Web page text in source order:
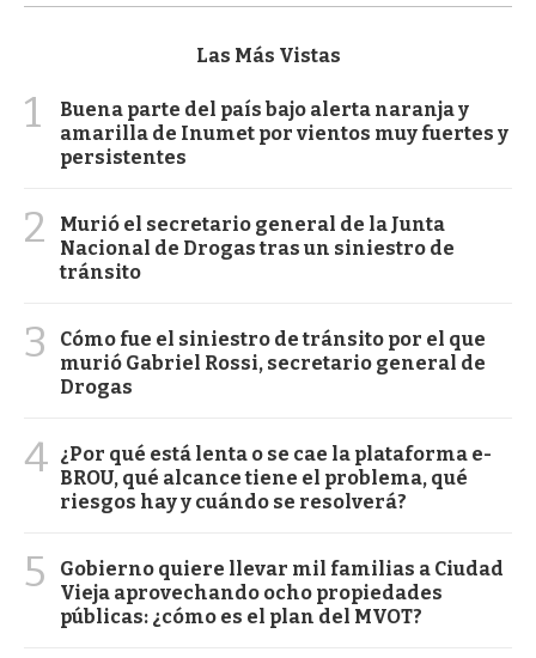
Las Más Vistas
1
Buena parte del país bajo alerta naranja y
amarilla de Inumet por vientos muy fuertes y
persistentes
2
Murió el secretario general de la Junta
Nacional de Drogas tras un siniestro de
tránsito
3
Cómo fue el siniestro de tránsito por el que
murió Gabriel Rossi, secretario general de
Drogas
4 ¿Por qué está lenta o se cae la plataforma e-
BROU, qué alcance tiene el problema, qué
riesgos hay y cuándo se resolverá?
5
Gobierno quiere llevar mil familias a Ciudad
Vieja aprovechando ocho propiedades
públicas: ¿cómo es el plan del MVOT?